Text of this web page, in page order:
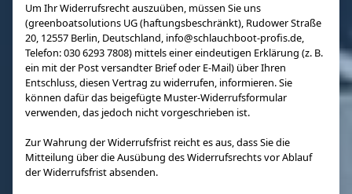
Um Ihr Widerrufsrecht auszuüben, müssen Sie uns
(greenboatsolutions UG (haftungsbeschränkt), Rudower Straße
20, 12557 Berlin, Deutschland, info@schlauchboot-profis.de,
Telefon: 030 6293 7808) mittels einer eindeutigen Erklärung (z. B.
ein mit der Post versandter Brief oder E-Mail) über Ihren
Entschluss, diesen Vertrag zu widerrufen, informieren. Sie
können dafür das beigefügte Muster-Widerrufsformular
verwenden, das jedoch nicht vorgeschrieben ist.
Zur Wahrung der Widerrufsfrist reicht es aus, dass Sie die
Mitteilung über die Ausübung des Widerrufsrechts vor Ablauf
der Widerrufsfrist absenden.